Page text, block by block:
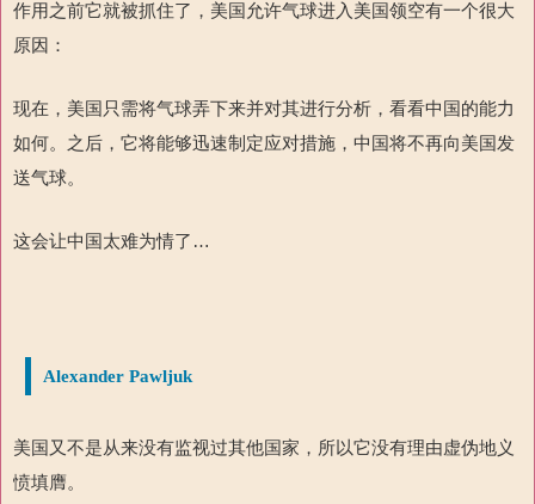
作用之前它就被抓住了，美国允许气球进入美国领空有一个很大
原因：
现在，美国只需将气球弄下来并对其进行分析，看看中国的能力
如何。之后，它将能够迅速制定应对措施，中国将不再向美国发
送气球。
这会让中国太难为情了…
Alexander Pawljuk
美国又不是从来没有监视过其他国家，所以它没有理由虚伪地义
愤填膺。